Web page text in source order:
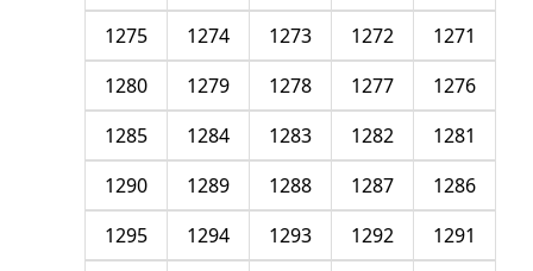
1271
1272
1273
1274
1275
1276
1277
1278
1279
1280
1281
1282
1283
1284
1285
1286
1287
1288
1289
1290
1291
1292
1293
1294
1295